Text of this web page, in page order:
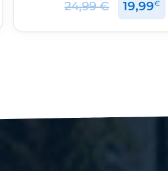
24,99 € 19,99€